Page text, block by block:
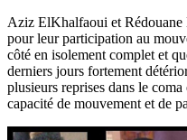
Aziz ElKhalfaoui et
pour leur participation au
côté en isolement complet et
derniers jours fortement
plusieurs reprises dans le
capacité de mouvement et de